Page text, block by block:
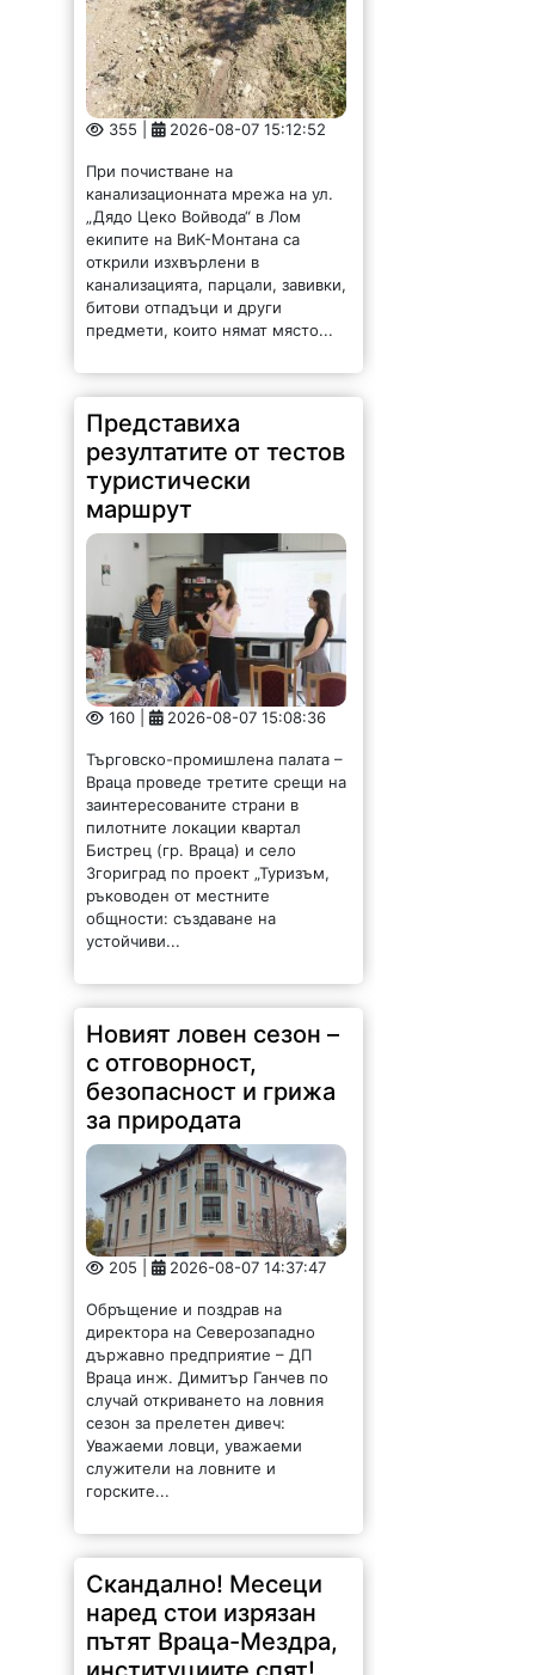
355 | 2026-08-07 15:12:52
При почистване на
канализационната мрежа на ул.
„Дядо Цеко Войвода“ в Лом
екипите на ВиК-Монтана са
открили изхвърлени в
канализацията, парцали, завивки,
битови отпадъци и други
предмети, които нямат място...
Представиха
резултатите от тестов
туристически
маршрут
160 | 2026-08-07 15:08:36
Търговско-промишлена палата –
Враца проведе третите срещи на
заинтересованите страни в
пилотните локации квартал
Бистрец (гр. Враца) и село
Згориград по проект „Туризъм,
ръководен от местните
общности: създаване на
устойчиви...
Новият ловен сезон –
с отговорност,
безопасност и грижа
за природата
205 | 2026-08-07 14:37:47
Обръщение и поздрав на
директора на Северозападно
държавно предприятие – ДП
Враца инж. Димитър Ганчев по
случай откриването на ловния
сезон за прелетен дивеч:
Уважаеми ловци, уважаеми
служители на ловните и
горските...
Скандално! Месеци
наред стои изрязан
пътят Враца-Мездра,